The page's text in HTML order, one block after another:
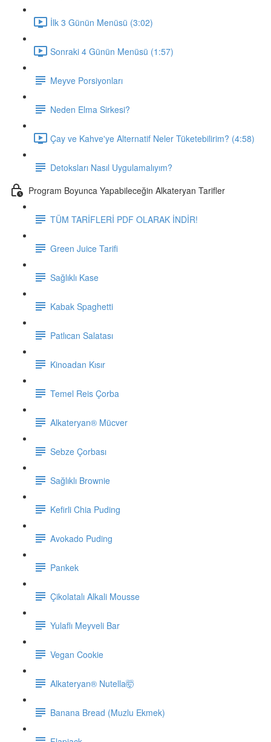
İlk 3 Günün Menüsü (3:02)
Sonraki 4 Günün Menüsü (1:57)
Meyve Porsiyonları
Neden Elma Sirkesi?
Çay ve Kahve'ye Alternatif Neler Tüketebilirim? (4:58)
Detoksları Nasıl Uygulamalıyım?
Program Boyunca Yapabileceğin Alkateryan Tarifler
TÜM TARİFLERİ PDF OLARAK İNDİR!
Green Juice Tarifi
Sağlıklı Kase
Kabak Spaghetti
Patlıcan Salatası
Kinoadan Kısır
Temel Reis Çorba
Alkateryan® Mücver
Sebze Çorbası
Sağlıklı Brownie
Kefirli Chia Puding
Avokado Puding
Pankek
Çikolatalı Alkali Mousse
Yulaflı Meyveli Bar
Vegan Cookie
Alkateryan® Nutella🤯
Banana Bread (Muzlu Ekmek)